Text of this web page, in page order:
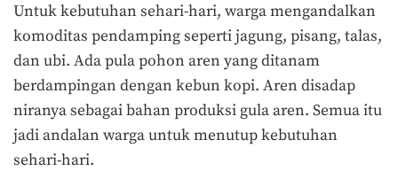
Untuk kebutuhan sehari-hari, warga mengandalkan
komoditas pendamping seperti jagung, pisang, talas,
dan ubi. Ada pula pohon aren yang ditanam
berdampingan dengan kebun kopi. Aren disadap
niranya sebagai bahan produksi gula aren. Semua itu
jadi andalan warga untuk menutup kebutuhan
sehari-hari.